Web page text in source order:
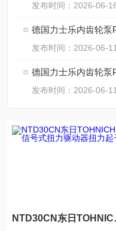
发布时间：2026-06-
发布时间：2026-06-11
发布时间：2026-06-11